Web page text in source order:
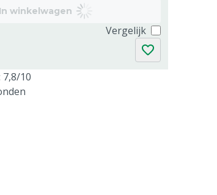
In winkelwagen
Vergelijk
10